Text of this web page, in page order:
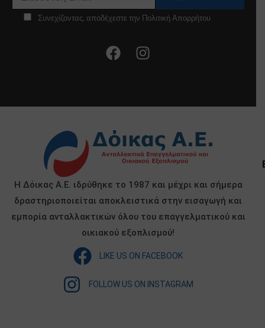
Συνεχίζοντας, αποδέχεστε την Πολιτική Απορρήτου
Η Δόικας Α.Ε. ιδρύθηκε το 1987 και μέχρι και σήμερα
δραστηριοποιείται αποκλειστικά στην εισαγωγή και
εμπορία ανταλλακτικών όλου του επαγγελματικού και
οικιακού εξοπλισμού!
LIKE US ON FACEBOOK
FOLLOW US ON INSTAGRAM